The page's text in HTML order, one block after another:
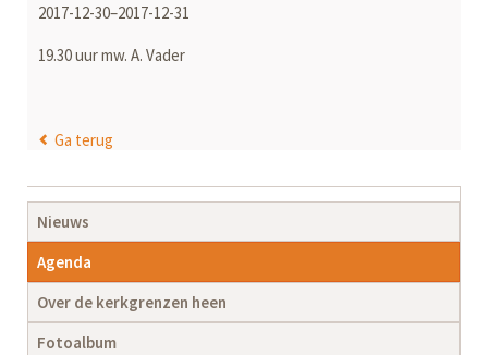
2017-12-30–2017-12-31
19.30 uur mw. A. Vader
Ga terug
Navigatie
overslaan
Nieuws
Agenda
Over de kerkgrenzen heen
Fotoalbum